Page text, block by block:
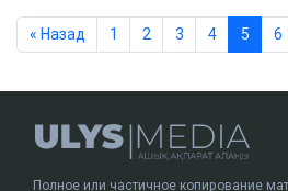
« Назад 1 2 3 4 5 6
Полное или частичное копирование